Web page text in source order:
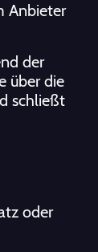
Anbieter
der
über die
schließt
oder